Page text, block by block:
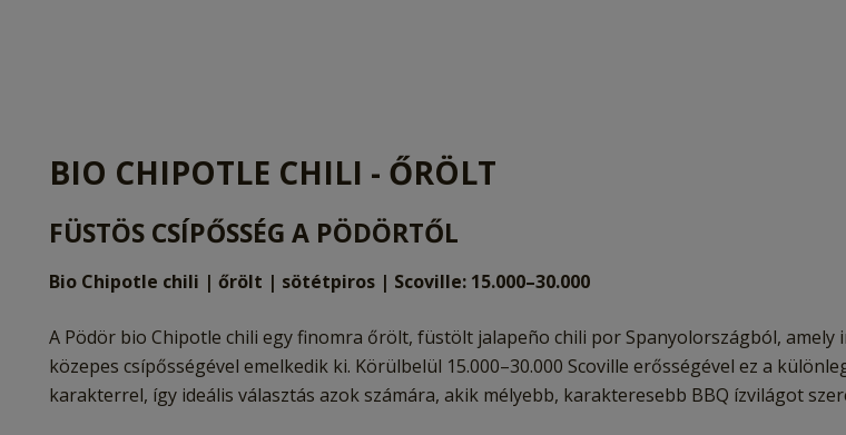
BIO CHIPOTLE CHILI - ŐRÖLT
FÜSTÖS CSÍPŐSSÉG A PÖDÖRTŐL
Bio Chipotle chili | őrölt | sötétpiros | Scoville: 15.000–30.000
A Pödör bio Chipotle chili egy finomra őrölt, füstölt jalapeño chili por Spanyolországból,
közepes csípősségével emelkedik ki. Körülbelül 15.000–30.000 Scoville erősségével ez a
karakterrel, így ideális választás azok számára, akik mélyebb, karakteresebb BBQ ízvilágot